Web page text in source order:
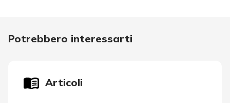
Potrebbero interessarti
Articoli